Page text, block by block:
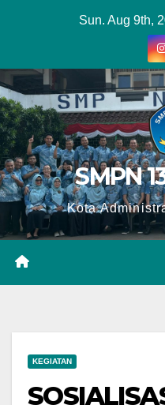
Sun. Aug 9th,
SMPN
Kota
KEGIATAN